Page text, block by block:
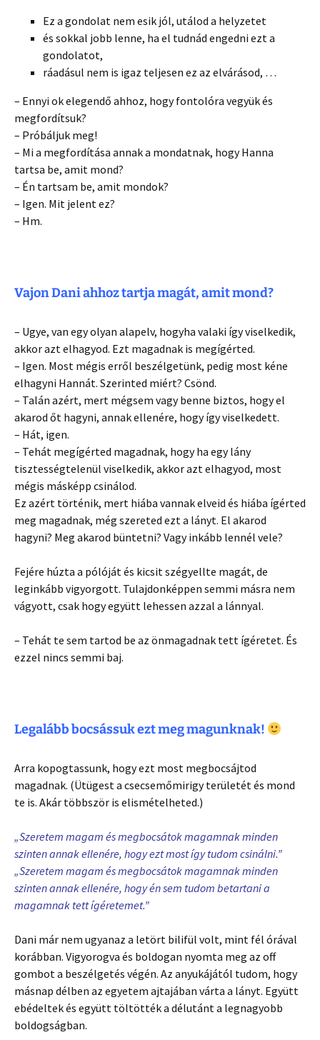
Ez a gondolat nem esik jól, utálod a helyzetet
és sokkal jobb lenne, ha el tudnád engedni ezt a
gondolatot,
ráadásul nem is igaz teljesen ez az elvárásod, …
– Ennyi ok elegendő ahhoz, hogy fontolóra vegyük és
megfordítsuk?
– Próbáljuk meg!
– Mi a megfordítása annak a mondatnak, hogy Hanna
tartsa be, amit mond?
– Én tartsam be, amit mondok?
– Igen. Mit jelent ez?
– Hm.
Vajon Dani ahhoz tartja magát, amit mond?
– Ugye, van egy olyan alapelv, hogyha valaki így viselkedik,
akkor azt elhagyod. Ezt magadnak is megígérted.
– Igen. Most mégis erről beszélgetünk, pedig most kéne
elhagyni Hannát. Szerinted miért? Csönd.
– Talán azért, mert mégsem vagy benne biztos, hogy el
akarod őt hagyni, annak ellenére, hogy így viselkedett.
– Hát, igen.
– Tehát megígérted magadnak, hogy ha egy lány
tisztességtelenül viselkedik, akkor azt elhagyod, most
mégis másképp csinálod.
Ez azért történik, mert hiába vannak elveid és hiába ígérted
meg magadnak, még szereted ezt a lányt. El akarod
hagyni? Meg akarod büntetni? Vagy inkább lennél vele?
Fejére húzta a pólóját és kicsit szégyellte magát, de
leginkább vigyorgott. Tulajdonképpen semmi másra nem
vágyott, csak hogy együtt lehessen azzal a lánnyal.
– Tehát te sem tartod be az önmagadnak tett ígéretet. És
ezzel nincs semmi baj.
Legalább bocsássuk ezt meg magunknak!
Arra kopogtassunk, hogy ezt most megbocsájtod
magadnak. (Ütügest a csecsemőmirigy területét és mond
te is. Akár többször is elismételheted.)
„Szeretem magam és megbocsátok magamnak minden
szinten annak ellenére, hogy ezt most így tudom csinálni.”
„Szeretem magam és megbocsátok magamnak minden
szinten annak ellenére, hogy én sem tudom betartani a
magamnak tett ígéretemet.”
Dani már nem ugyanaz a letört bilifül volt, mint fél órával
korábban. Vigyorogva és boldogan nyomta meg az off
gombot a beszélgetés végén. Az anyukájától tudom, hogy
másnap délben az egyetem ajtajában várta a lányt. Együtt
ebédeltek és együtt töltötték a délutánt a legnagyobb
boldogságban.